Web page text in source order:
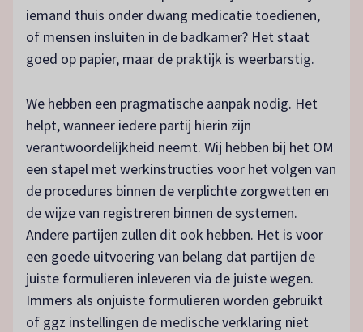
iemand thuis onder dwang medicatie toedienen,
of mensen insluiten in de badkamer? Het staat
goed op papier, maar de praktijk is weerbarstig.
We hebben een pragmatische aanpak nodig. Het
helpt, wanneer iedere partij hierin zijn
verantwoordelijkheid neemt. Wij hebben bij het OM
een stapel met werkinstructies voor het volgen van
de procedures binnen de verplichte zorgwetten en
de wijze van registreren binnen de systemen.
Andere partijen zullen dit ook hebben. Het is voor
een goede uitvoering van belang dat partijen de
juiste formulieren inleveren via de juiste wegen.
Immers als onjuiste formulieren worden gebruikt
of ggz instellingen de medische verklaring niet